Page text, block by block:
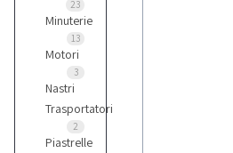
23
Minuterie
13
Motori
3
Nastri
Trasportatori
2
Piastrelle